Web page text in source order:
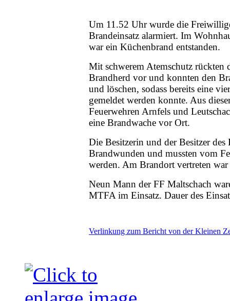
Um 11.52 Uhr wurde die
Brandeinsatz alarmiert. Im
war ein Küchenbrand entstanden.
Mit schwerem Atemschutz rückten
Brandherd vor und konnten den
und löschen, sodass bereits eine
gemeldet werden konnte. Aus
Feuerwehren Arnfels und
eine Brandwache vor Ort.
Die Besitzerin und der Besitzer
Brandwunden und mussten vom
werden. Am Brandort vertreten
Neun Mann der FF Maltschach
MTFA im Einsatz. Dauer des
Verlinkung zum Bericht von der Kleinen